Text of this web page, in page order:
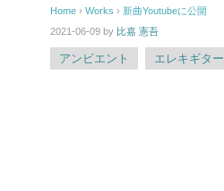
er
a
d
Home › Works › 新曲Youtubeに公開
2021-06-09 by 比嘉 憲吾
アンビエント エレキギター